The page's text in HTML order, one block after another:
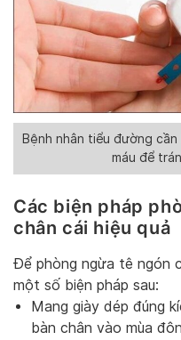
Bệnh nhân tiểu đường
máu để
Các biện pháp
chân cái hiệu quả
Để phòng ngừa tê ngón
một số biện pháp sau:
Mang giày dép đúng
bàn chân vào mùa